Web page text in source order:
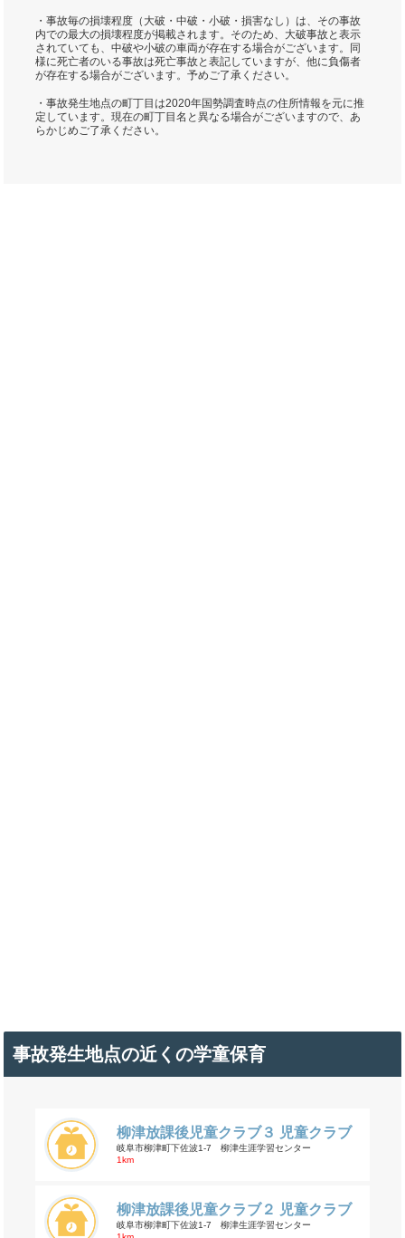
・事故毎の損壊程度（大破・中破・小破・損害なし）は、その事故
内での最大の損壊程度が掲載されます。そのため、大破事故と表示
されていても、中破や小破の車両が存在する場合がございます。同
様に死亡者のいる事故は死亡事故と表記していますが、他に負傷者
が存在する場合がございます。予めご了承ください。
・事故発生地点の町丁目は2020年国勢調査時点の住所情報を元に推
定しています。現在の町丁目名と異なる場合がございますので、あ
らかじめご了承ください。
事故発生地点の近くの学童保育
柳津放課後児童クラブ３ 児童クラブ
岐阜市柳津町下佐波1-7 柳津生涯学習センター
1km
柳津放課後児童クラブ２ 児童クラブ
岐阜市柳津町下佐波1-7 柳津生涯学習センター